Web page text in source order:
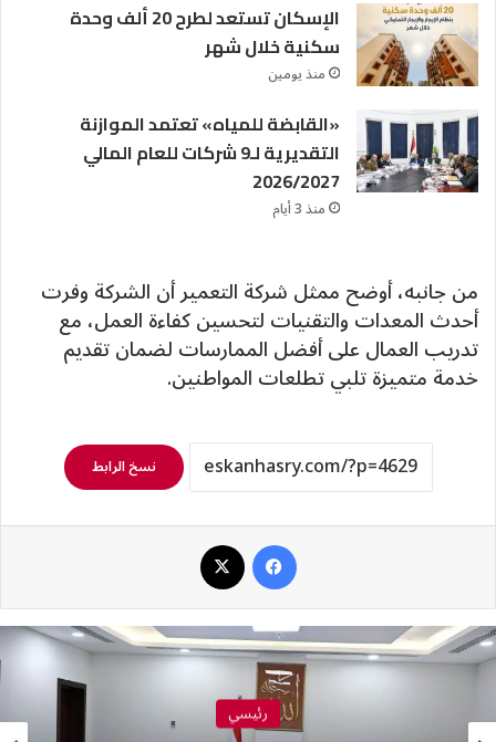
الإسكان تستعد لطرح 20 ألف وحدة
سكنية خلال شهر
منذ يومين
«القابضة للمياه» تعتمد الموازنة
التقديرية لـ9 شركات للعام المالي
2026/2027
منذ 3 أيام
من جانبه، أوضح ممثل شركة التعمير أن الشركة وفرت
أحدث المعدات والتقنيات لتحسين كفاءة العمل، مع
تدريب العمال على أفضل الممارسات لضمان تقديم
خدمة متميزة تلبي تطلعات المواطنين.
نسخ الرابط
رئيسي